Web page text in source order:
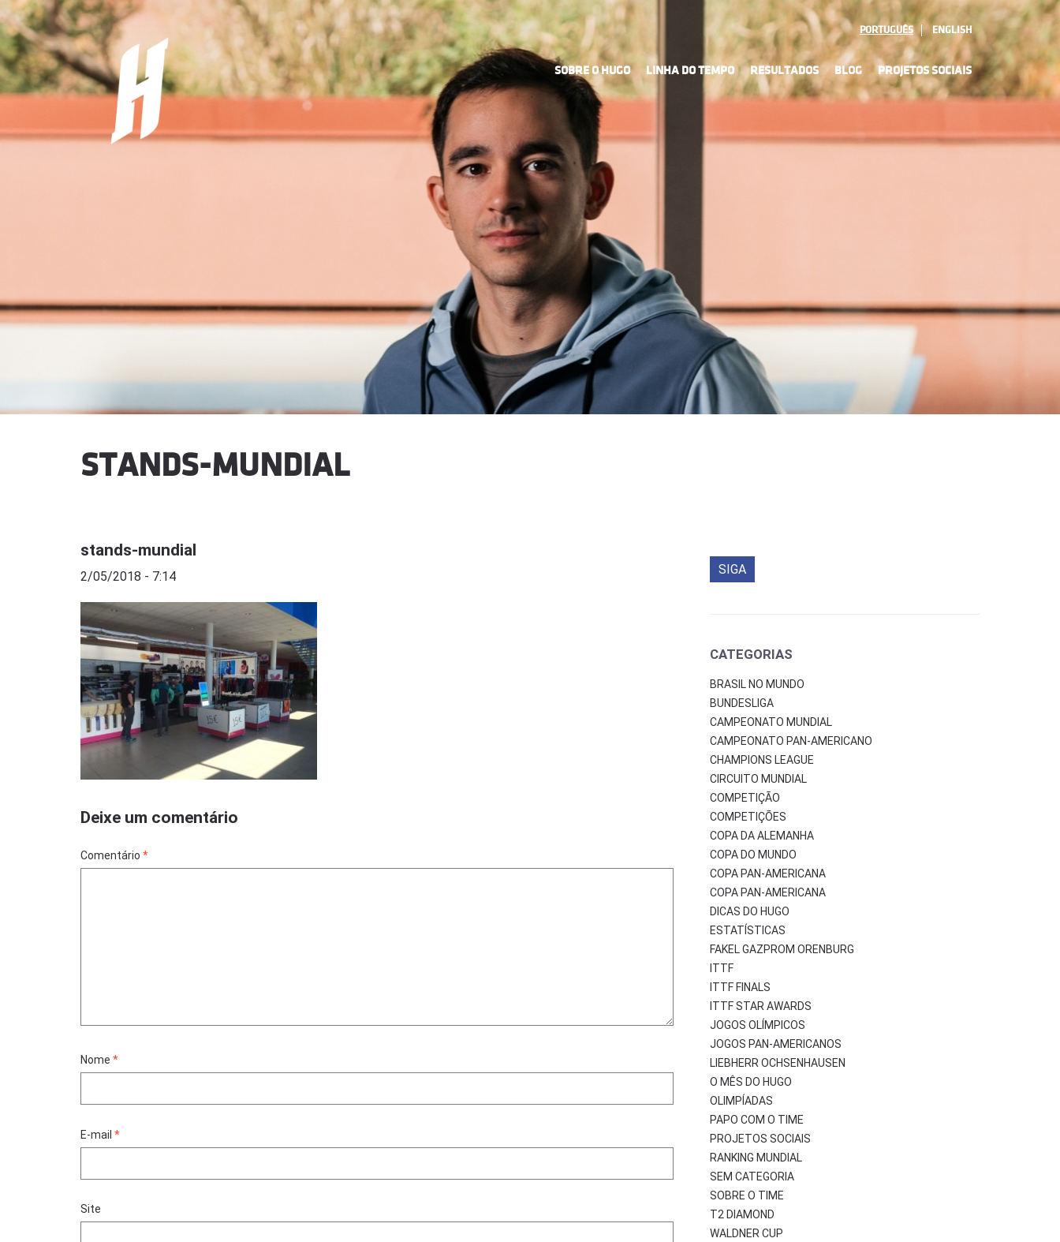
PORTUGUÊS ENGLISH
SOBRE O HUGO LINHA DO TEMPO RESULTADOS BLOG PROJETOS SOCIAIS
STANDS-MUNDIAL
stands-mundial
2/05/2018 - 7:14
Deixe um comentário
Comentário *
Nome *
E-mail *
Site
SIGA
CATEGORIAS
BRASIL NO MUNDO
BUNDESLIGA
CAMPEONATO MUNDIAL
CAMPEONATO PAN-AMERICANO
CHAMPIONS LEAGUE
CIRCUITO MUNDIAL
COMPETIÇÃO
COMPETIÇÕES
COPA DA ALEMANHA
COPA DO MUNDO
COPA PAN-AMERICANA
COPA PAN-AMERICANA
DICAS DO HUGO
ESTATÍSTICAS
FAKEL GAZPROM ORENBURG
ITTF
ITTF FINALS
ITTF STAR AWARDS
JOGOS OLÍMPICOS
JOGOS PAN-AMERICANOS
LIEBHERR OCHSENHAUSEN
O MÊS DO HUGO
OLIMPÍADAS
PAPO COM O TIME
PROJETOS SOCIAIS
RANKING MUNDIAL
SEM CATEGORIA
SOBRE O TIME
T2 DIAMOND
WALDNER CUP